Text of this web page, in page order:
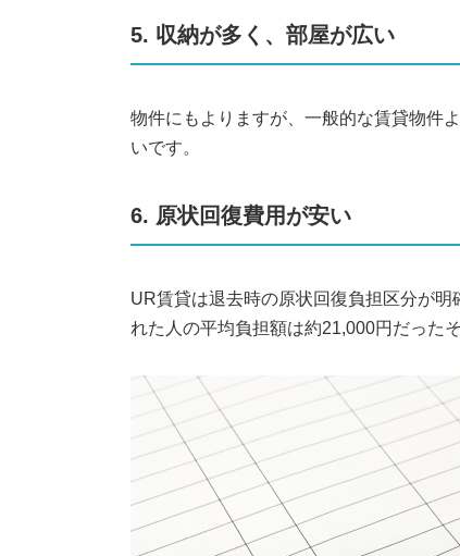
5. 収納が多く、部屋が広い
物件にもよりますが、一般的な賃貸物件
いです。
6. 原状回復費用が安い
UR賃貸は退去時の原状回復負担区分が明
れた人の平均負担額は約21,000円だったそ